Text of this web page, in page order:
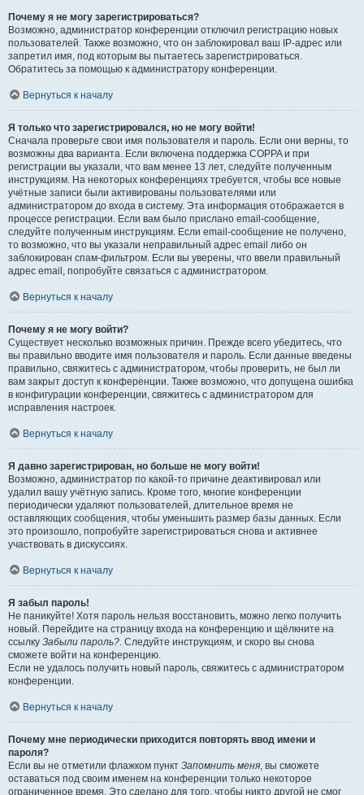
Почему я не могу зарегистрироваться?
Возможно, администратор конференции отключил регистрацию новых
пользователей. Также возможно, что он заблокировал ваш IP-адрес или
запретил имя, под которым вы пытаетесь зарегистрироваться.
Обратитесь за помощью к администратору конференции.
Вернуться к началу
Я только что зарегистрировался, но не могу войти!
Сначала проверьте свои имя пользователя и пароль. Если они верны, то
возможны два варианта. Если включена поддержка COPPA и при
регистрации вы указали, что вам менее 13 лет, следуйте полученным
инструкциям. На некоторых конференциях требуется, чтобы все новые
учётные записи были активированы пользователями или
администратором до входа в систему. Эта информация отображается в
процессе регистрации. Если вам было прислано email-сообщение,
следуйте полученным инструкциям. Если email-сообщение не получено,
то возможно, что вы указали неправильный адрес email либо он
заблокирован спам-фильтром. Если вы уверены, что ввели правильный
адрес email, попробуйте связаться с администратором.
Вернуться к началу
Почему я не могу войти?
Существует несколько возможных причин. Прежде всего убедитесь, что
вы правильно вводите имя пользователя и пароль. Если данные введены
правильно, свяжитесь с администратором, чтобы проверить, не был ли
вам закрыт доступ к конференции. Также возможно, что допущена ошибка
в конфигурации конференции, свяжитесь с администратором для
исправления настроек.
Вернуться к началу
Я давно зарегистрирован, но больше не могу войти!
Возможно, администратор по какой-то причине деактивировал или
удалил вашу учётную запись. Кроме того, многие конференции
периодически удаляют пользователей, длительное время не
оставляющих сообщения, чтобы уменьшить размер базы данных. Если
это произошло, попробуйте зарегистрироваться снова и активнее
участвовать в дискуссиях.
Вернуться к началу
Я забыл пароль!
Не паникуйте! Хотя пароль нельзя восстановить, можно легко получить
новый. Перейдите на страницу входа на конференцию и щёлкните на
ссылку Забыли пароль?. Следуйте инструкциям, и скоро вы снова
сможете войти на конференцию.
Если не удалось получить новый пароль, свяжитесь с администратором
конференции.
Вернуться к началу
Почему мне периодически приходится повторять ввод имени и
пароля?
Если вы не отметили флажком пункт Запомнить меня, вы сможете
оставаться под своим именем на конференции только некоторое
ограниченное время. Это сделано для того, чтобы никто другой не смог